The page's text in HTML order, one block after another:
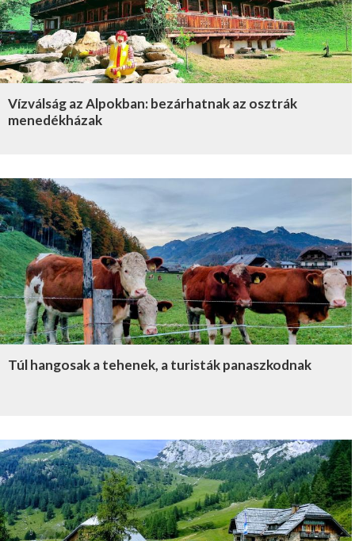
Vízválság az Alpokban: bezárhatnak az osztrák
menedékházak
Túl hangosak a tehenek, a turisták panaszkodnak